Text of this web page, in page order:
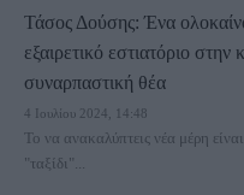
Τάσος Δούσης: Ένα
εξαιρετικό εστιατόριο
συναρπαστική θέα
4 Ιουλίου 2024, 14:48
Το να ανακαλύπτεις νέα μέρη
"ταξίδι"...